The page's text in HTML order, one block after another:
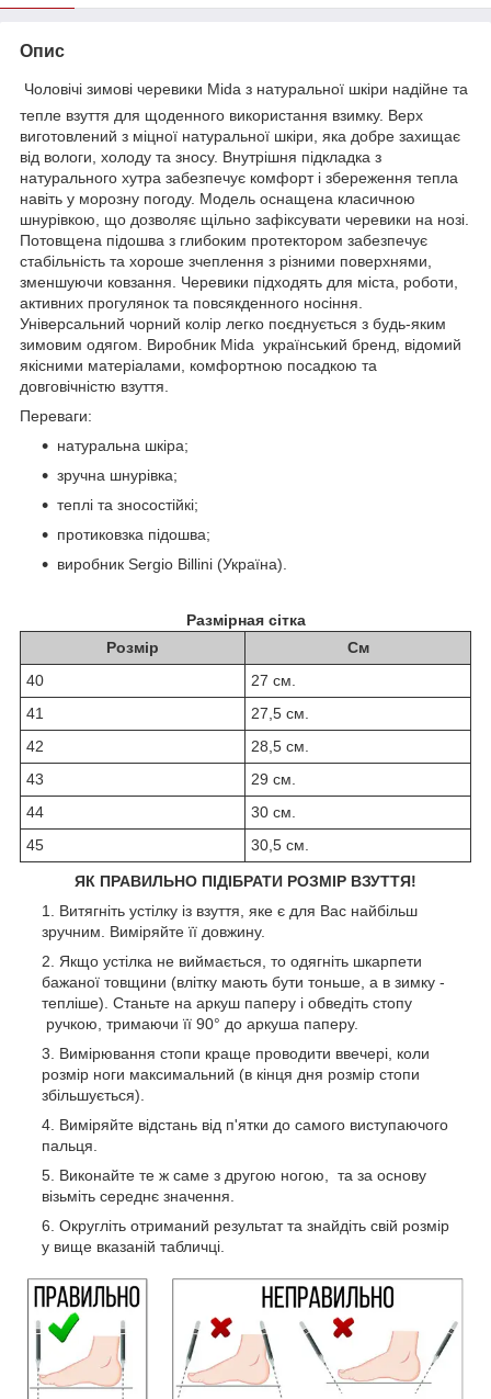
Опис
Чоловічі зимові черевики Mida з натуральної шкіри надійне та
тепле взуття для щоденного використання взимку. Верх
виготовлений з міцної натуральної шкіри, яка добре захищає
від вологи, холоду та зносу. Внутрішня підкладка з
натурального хутра забезпечує комфорт і збереження тепла
навіть у морозну погоду. Модель оснащена класичною
шнурівкою, що дозволяє щільно зафіксувати черевики на нозі.
Потовщена підошва з глибоким протектором забезпечує
стабільність та хороше зчеплення з різними поверхнями,
зменшуючи ковзання. Черевики підходять для міста, роботи,
активних прогулянок та повсякденного носіння.
Універсальний чорний колір легко поєднується з будь-яким
зимовим одягом. Виробник Mida український бренд, відомий
якісними матеріалами, комфортною посадкою та
довговічністю взуття.
Переваги:
натуральна шкіра;
зручна шнурівка;
теплі та зносостійкі;
протиковзка підошва;
виробник Sergio Billini (Україна).
Размірная сітка
Розмір
См
40
27 см.
41
27,5 см.
42
28,5 см.
43
29 см.
44
30 см.
45
30,5 см.
ЯК ПРАВИЛЬНО ПІДІБРАТИ РОЗМІР ВЗУТТЯ!
Витягніть устілку із взуття, яке є для Вас найбільш
зручним. Виміряйте її довжину.
Якщо устілка не виймається, то одягніть шкарпети
бажаної товщини (влітку мають бути тоньше, а в зимку -
тепліше). Станьте на аркуш паперу і обведіть стопу
ручкою, тримаючи її 90° до аркуша паперу.
Вимірювання стопи краще проводити ввечері, коли
розмір ноги максимальний (в кінця дня розмір стопи
збільшується).
Виміряйте відстань від п'ятки до самого виступаючого
пальця.
Виконайте те ж саме з другою ногою, та за основу
візьміть середнє значення.
Округліть отриманий результат та знайдіть свій розмір
у вище вказаній табличці.